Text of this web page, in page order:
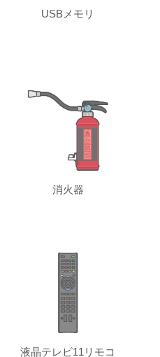
USBメモリ
消火器
液晶テレビ11リモコ